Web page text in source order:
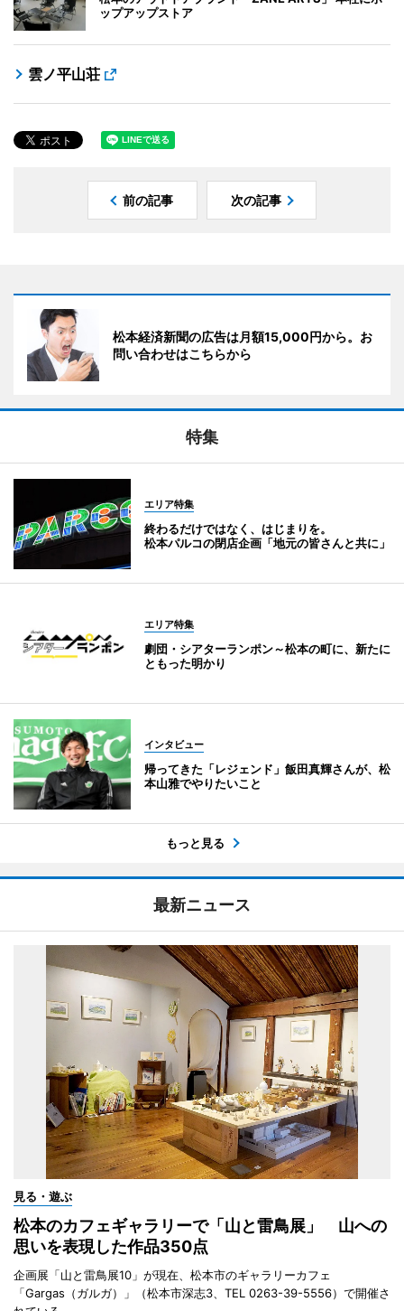
ップアップストア
雲ノ平山荘
前の記事 次の記事
松本経済新聞の広告は月額15,000円から。お
問い合わせはこちらから
特集
エリア特集
終わるだけではなく、はじまりを。
松本パルコの閉店企画「地元の皆さんと共に」
エリア特集
劇団・シアターランポン～松本の町に、新たに
ともった明かり
インタビュー
帰ってきた「レジェンド」飯田真輝さんが、松
本山雅でやりたいこと
もっと見る
最新ニュース
見る・遊ぶ
松本のカフェギャラリーで「山と雷鳥展」 山への
思いを表現した作品350点
企画展「山と雷鳥展10」が現在、松本市のギャラリーカフェ
「Gargas（ガルガ）」（松本市深志3、TEL 0263-39-5556）で開催さ